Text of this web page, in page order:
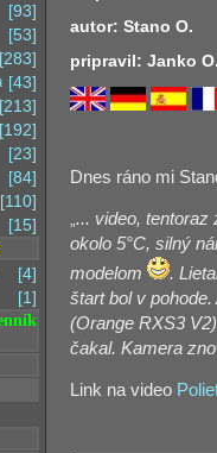
[93]
[53]
[283]
[43]
[213]
[192]
[23]
[84]
[110]
[15]
[4]
[1]
autor: Stano O.
pripravil: Janko O.
Dnes ráno mi
... video, tentoraz
okolo 5°C, silný
modelom
.
štart bol v
(Orange RXS3
čakal. Kamera
Link na video